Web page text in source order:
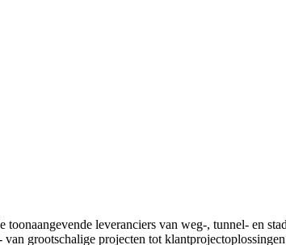
leveranciers van weg-, tunnel- en
grootschalige projecten tot